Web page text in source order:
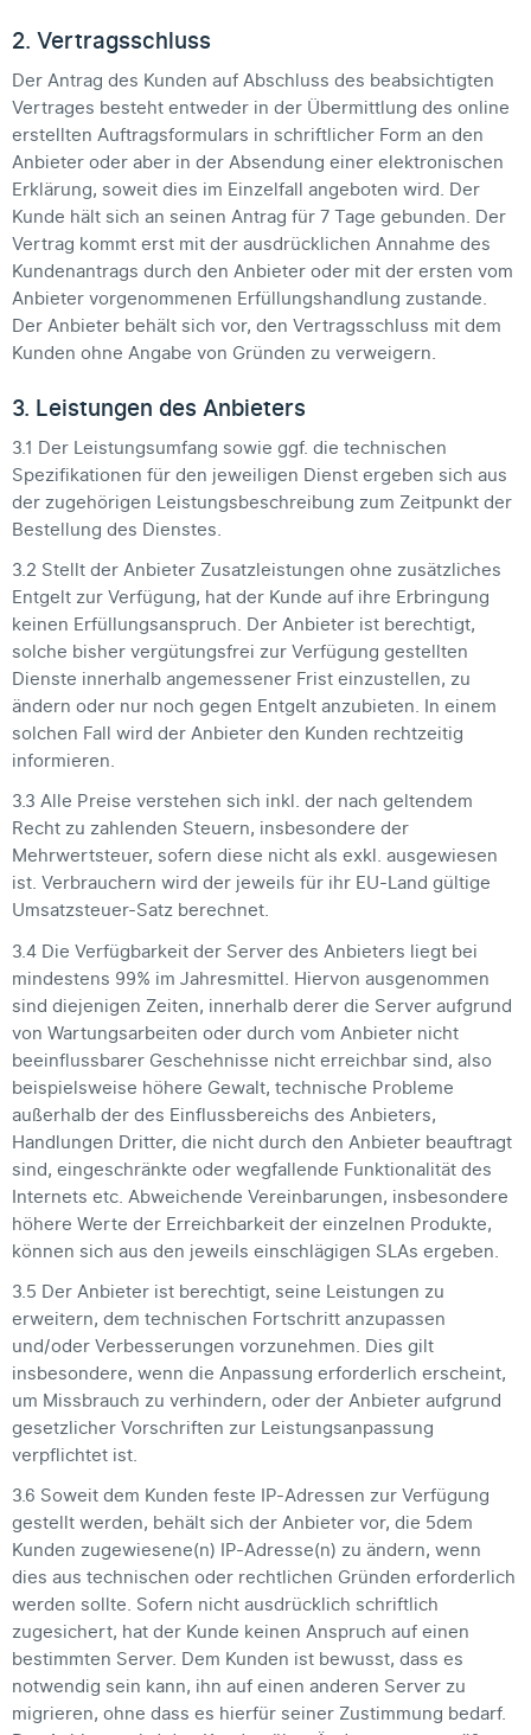
2. Vertragsschluss
Der Antrag des Kunden auf Abschluss des beabsichtigten
Vertrages besteht entweder in der Übermittlung des online
erstellten Auftragsformulars in schriftlicher Form an den
Anbieter oder aber in der Absendung einer elektronischen
Erklärung, soweit dies im Einzelfall angeboten wird. Der
Kunde hält sich an seinen Antrag für 7 Tage gebunden. Der
Vertrag kommt erst mit der ausdrücklichen Annahme des
Kundenantrags durch den Anbieter oder mit der ersten vom
Anbieter vorgenommenen Erfüllungshandlung zustande.
Der Anbieter behält sich vor, den Vertragsschluss mit dem
Kunden ohne Angabe von Gründen zu verweigern.
3. Leistungen des Anbieters
3.1 Der Leistungsumfang sowie ggf. die technischen
Spezifikationen für den jeweiligen Dienst ergeben sich aus
der zugehörigen Leistungsbeschreibung zum Zeitpunkt der
Bestellung des Dienstes.
3.2 Stellt der Anbieter Zusatzleistungen ohne zusätzliches
Entgelt zur Verfügung, hat der Kunde auf ihre Erbringung
keinen Erfüllungsanspruch. Der Anbieter ist berechtigt,
solche bisher vergütungsfrei zur Verfügung gestellten
Dienste innerhalb angemessener Frist einzustellen, zu
ändern oder nur noch gegen Entgelt anzubieten. In einem
solchen Fall wird der Anbieter den Kunden rechtzeitig
informieren.
3.3 Alle Preise verstehen sich inkl. der nach geltendem
Recht zu zahlenden Steuern, insbesondere der
Mehrwertsteuer, sofern diese nicht als exkl. ausgewiesen
ist. Verbrauchern wird der jeweils für ihr EU-Land gültige
Umsatzsteuer-Satz berechnet.
3.4 Die Verfügbarkeit der Server des Anbieters liegt bei
mindestens 99% im Jahresmittel. Hiervon ausgenommen
sind diejenigen Zeiten, innerhalb derer die Server aufgrund
von Wartungsarbeiten oder durch vom Anbieter nicht
beeinflussbarer Geschehnisse nicht erreichbar sind, also
beispielsweise höhere Gewalt, technische Probleme
außerhalb der des Einflussbereichs des Anbieters,
Handlungen Dritter, die nicht durch den Anbieter beauftragt
sind, eingeschränkte oder wegfallende Funktionalität des
Internets etc. Abweichende Vereinbarungen, insbesondere
höhere Werte der Erreichbarkeit der einzelnen Produkte,
können sich aus den jeweils einschlägigen SLAs ergeben.
3.5 Der Anbieter ist berechtigt, seine Leistungen zu
erweitern, dem technischen Fortschritt anzupassen
und/oder Verbesserungen vorzunehmen. Dies gilt
insbesondere, wenn die Anpassung erforderlich erscheint,
um Missbrauch zu verhindern, oder der Anbieter aufgrund
gesetzlicher Vorschriften zur Leistungsanpassung
verpflichtet ist.
3.6 Soweit dem Kunden feste IP-Adressen zur Verfügung
gestellt werden, behält sich der Anbieter vor, die 5dem
Kunden zugewiesene(n) IP-Adresse(n) zu ändern, wenn
dies aus technischen oder rechtlichen Gründen erforderlich
werden sollte. Sofern nicht ausdrücklich schriftlich
zugesichert, hat der Kunde keinen Anspruch auf einen
bestimmten Server. Dem Kunden ist bewusst, dass es
notwendig sein kann, ihn auf einen anderen Server zu
migrieren, ohne dass es hierfür seiner Zustimmung bedarf.